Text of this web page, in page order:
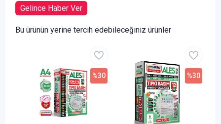
Gelince Haber Ver
Bu ürünün yerine tercih edebileceğiniz ürünler
%30 %30